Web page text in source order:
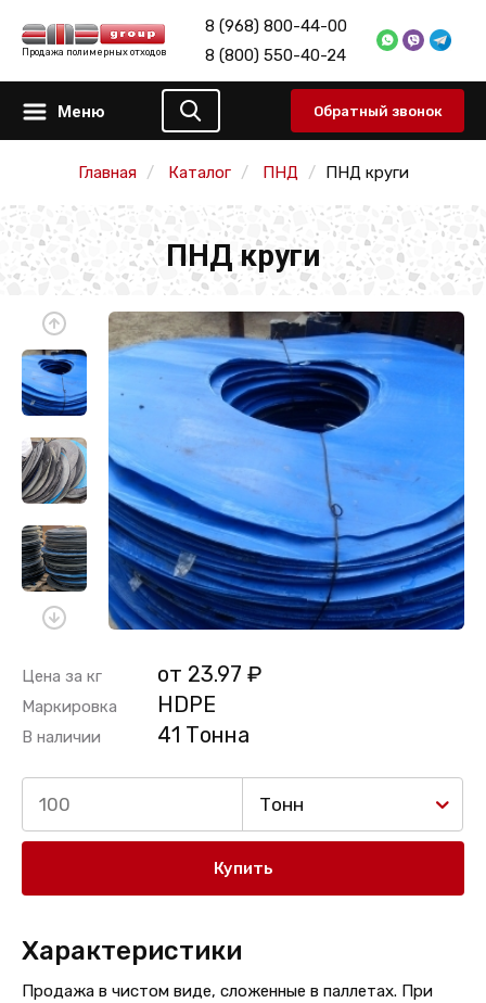
Продажа полимерных отходов
8 (968) 800-44-00
8 (800) 550-40-24
Меню Обратный звонок
Главная Каталог ПНД ПНД круги
ПНД круги
Цена за кг от 23.97 ₽
Маркировка HDPE
В наличии 41 Тонна
Тонн
Купить
Характеристики
Продажа в чистом виде, сложенные в паллетах. При